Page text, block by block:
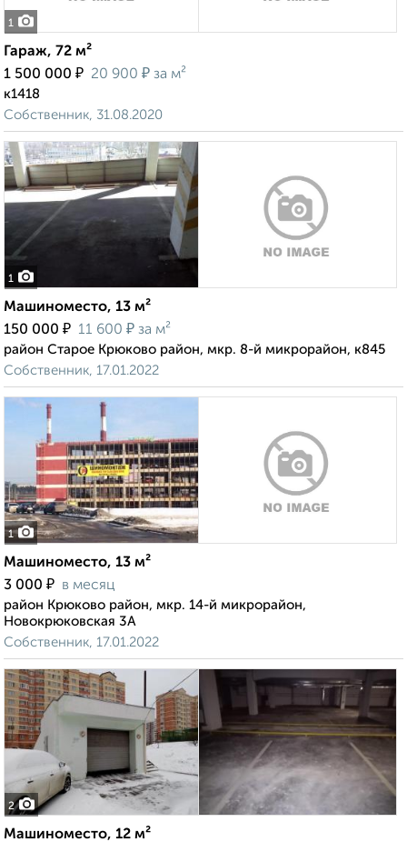
1
Гараж, 72 м²
1 500 000 ₽ 20 900 ₽ за м²
к1418
Собственник, 31.08.2020
1
Машиноместо, 13 м²
150 000 ₽ 11 600 ₽ за м²
район Старое Крюково район, мкр. 8-й микрорайон, к845
Собственник, 17.01.2022
1
Машиноместо, 13 м²
3 000 ₽ в месяц
район Крюково район, мкр. 14-й микрорайон,
Новокрюковская 3А
Собственник, 17.01.2022
2
Машиноместо, 12 м²